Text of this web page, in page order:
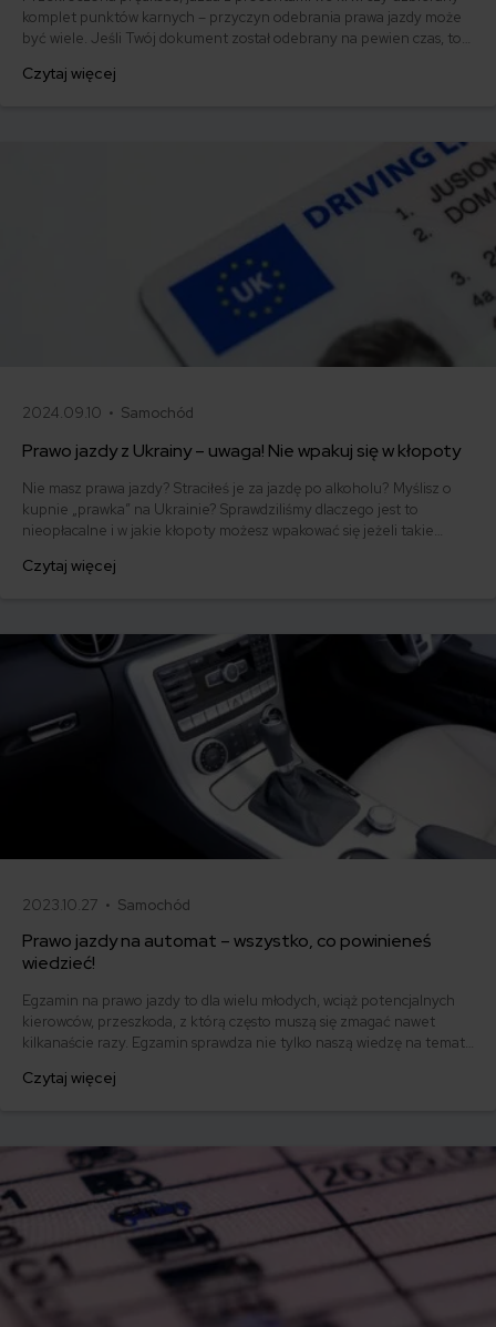
komplet punktów karnych – przyczyn odebrania prawa jazdy może
być wiele. Jeśli Twój dokument został odebrany na pewien czas, to
zabrane prawo jazdy? Jak się odwołać? Podpowiadamy!
Czytaj więcej
2024.09.10 • Samochód
Prawo jazdy z Ukrainy – uwaga! Nie wpakuj się w kłopoty
Nie masz prawa jazdy? Straciłeś je za jazdę po alkoholu? Myślisz o
kupnie „prawka” na Ukrainie? Sprawdziliśmy dlaczego jest to
nieopłacalne i w jakie kłopoty możesz wpakować się jeżeli takie
Czytaj więcej
2023.10.27 • Samochód
Prawo jazdy na automat – wszystko, co powinieneś
wiedzieć!
Egzamin na prawo jazdy to dla wielu młodych, wciąż potencjalnych
kierowców, przeszkoda, z którą często muszą się zmagać nawet
kilkanaście razy. Egzamin sprawdza nie tylko naszą wiedzę na temat
wybierają więc egzamin na automatycznej skrzyni biegów, aby nieco
Czytaj więcej